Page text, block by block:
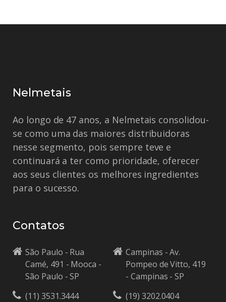
Nelmetais
Ao longo de 47 anos, a Nelmetais consolidou-
se como uma das maiores distribuidoras
nesse segmento, pois sempre teve e
continuará a ter como prioridade, oferecer
aos seus clientes os melhores ingredientes
para o sucesso.
Contatos
São Paulo - Rua
Camé, 491 - Mooca -
São Paulo - SP
(11) 3531.3444
Campinas - Av.
Pompeo de Vitto, 419
- Campinas - SP
(19) 3202.0404